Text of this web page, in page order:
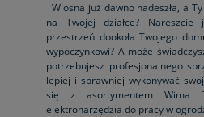
Wiosna już dawno nadeszła, a
na Twojej działce?
przestrzeń dookoła Twojego
wypoczynkowi? A może
potrzebujesz profesjonalnego
lepiej i sprawniej wykonywać
się z asortymentem Wima
elektronarzędzia do pracy w